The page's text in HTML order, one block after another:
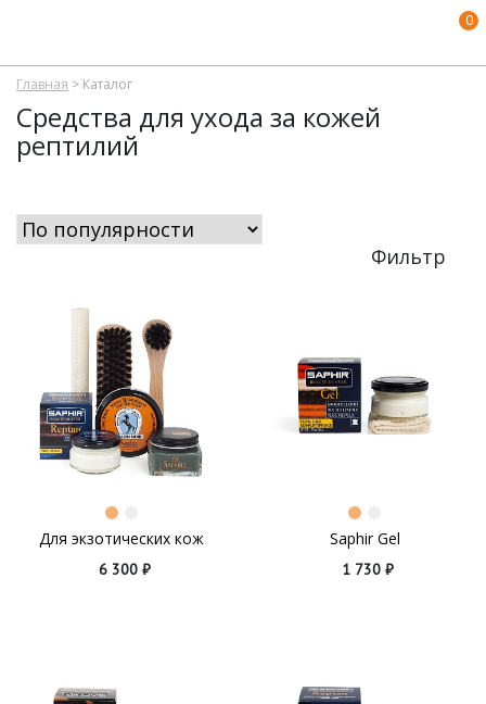
0
Главная > Каталог
Средства для ухода за кожей
рептилий
Фильтр
Для экзотических кож
6 300 ₽
Saphir Gel
1 730 ₽